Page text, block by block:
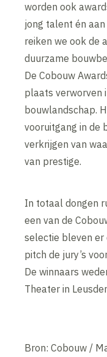
worden ook
jong talent én
reiken we ook de
duurzame
De Cobouw
plaats verworven
bouwlandschap.
vooruitgang in de
verkrijgen van
van prestige.
In totaal dongen
een van de
selectie bleven er
pitch de jury’s
De winnaars
Theater in
Bron: Cobouw /